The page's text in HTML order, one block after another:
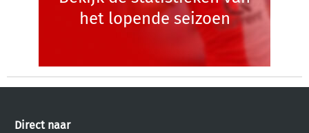
het lopende seizoen
Direct naar